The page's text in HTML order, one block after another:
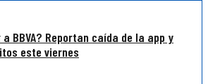
BBVA? Reportan caída de la app y
este viernes